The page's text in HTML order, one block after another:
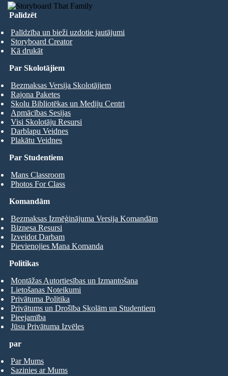
Palīdzēt
Palīdzība un bieži uzdotie jautājumi
Storyboard Creator
Kā drukāt
Par Studentiem
Mans Classroom
Photos For Class
Par Skolotājiem
Bezmaksas Versija Skolotājiem
Rajona Paketes
Skolu Bibliotēkas un Mediju Centri
Apmācības Sesijas
Visi Skolotāju Resursi
Darblapu Veidnes
Plakātu Veidnes
Komandām
Bezmaksas Izmēģinājuma Versija Komandām
Biznesa Resursi
Izveidot Darbam
Pievienojies Mana Komanda
par
Par Mums
Sazinies ar Mums
Politikas
Montāžas Autortiesības un Izmantošana
Lietošanas Noteikumi
Privātuma Politika
Privātums un Drošība Skolām un Studentiem
Pieejamība
Jūsu Privātuma Izvēles